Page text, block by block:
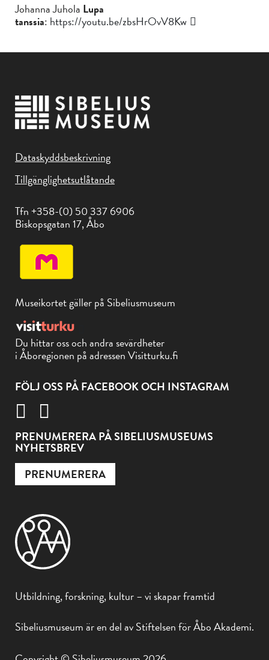
Johanna Juhola Lupa
tanssia: https://youtu.be/zbsHrOvV8Kw
Dataskyddsbeskrivning
Tillgänglighetsutlåtande
Tfn +358-(0) 50 337 6906
Biskopsgatan 17, Åbo
Museikortet gäller på Sibeliusmuseum
Du hittar oss och andra sevärdheter
i Åboregionen på adressen Visitturku.fi
FÖLJ OSS PÅ FACEBOOK OCH INSTAGRAM
PRENUMERERA PÅ SIBELIUSMUSEUMS
NYHETSBREV
PRENUMERERA
Utbildning, forskning, kultur – vi skapar framtid
Sibeliusmuseum är en del av Stiftelsen för Åbo Akademi.